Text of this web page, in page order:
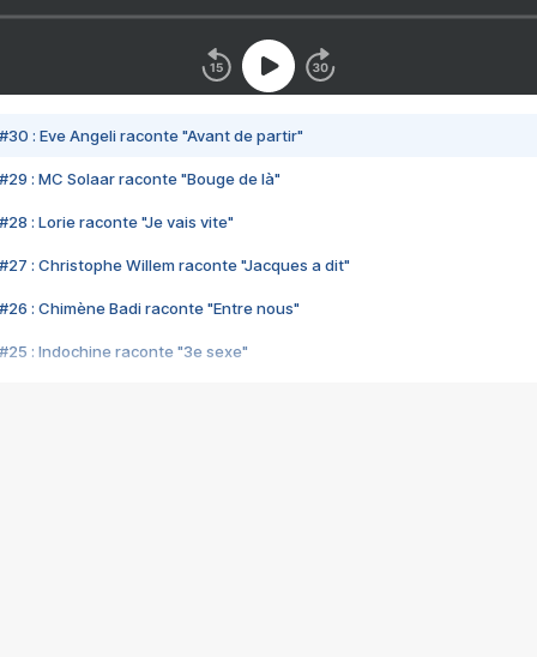
#30 : Eve Angeli raconte "Avant de partir"
#29 : MC Solaar raconte "Bouge de là"
#28 : Lorie raconte "Je vais vite"
#27 : Christophe Willem raconte "Jacques a dit"
#26 : Chimène Badi raconte "Entre nous"
#25 : Indochine raconte "3e sexe"